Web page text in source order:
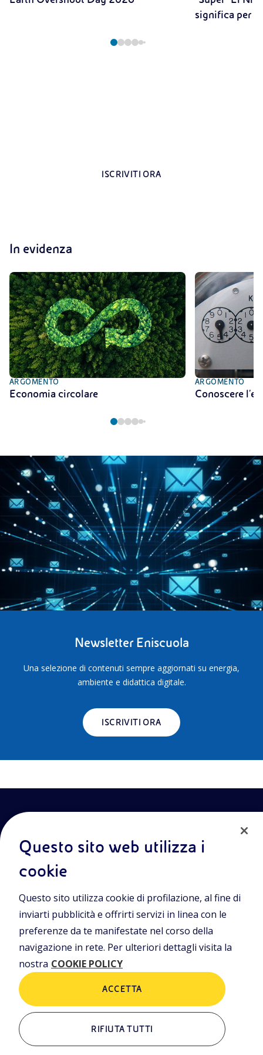
significa per il
ISCRIVITI ORA
In evidenza
ARGOMENTO
Economia circolare
ARGOMENTO
Conoscere
Newsletter Eniscuola
Una selezione di contenuti sempre aggiornati su energia,
ambiente e didattica digitale.
ISCRIVITI ORA
Entra nel mondo Eniscuola.Scopri gli strumenti e le
metodologie innovative per la didattica e naviga tra contenuti
multimediali, lezioni digitali e approfondimenti sui grandi temi
di attualità. Eniscuola è una iniziativa di Eni.
POLICIES
Termini e condizioni
ALTRI LINK
Questo sito web utilizza i
cookie
Questo sito utilizza cookie di profilazione, al fine di
inviarti pubblicità e offrirti servizi in linea con le
preferenze da te manifestate nel corso della
navigazione in rete. Per ulteriori dettagli visita la
nostra COOKIE POLICY
RIFIUTA TUTTI
ACCETTA